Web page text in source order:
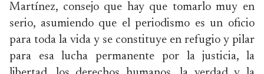
Martínez, consejo que hay que tomarlo muy en
serio, asumiendo que el periodismo es un oficio
para toda la vida y se constituye en refugio y pilar
para esa lucha permanente por la justicia, la